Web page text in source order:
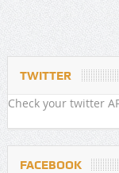
TWITTER
Check your twitter
FACEBOOK